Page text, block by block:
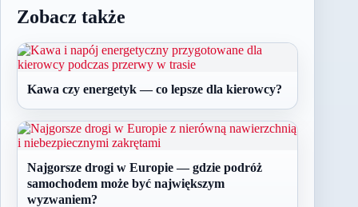
Zobacz także
Kawa czy energetyk — co lepsze dla kierowcy?
Najgorsze drogi w Europie — gdzie podróż
samochodem może być największym
wyzwaniem?